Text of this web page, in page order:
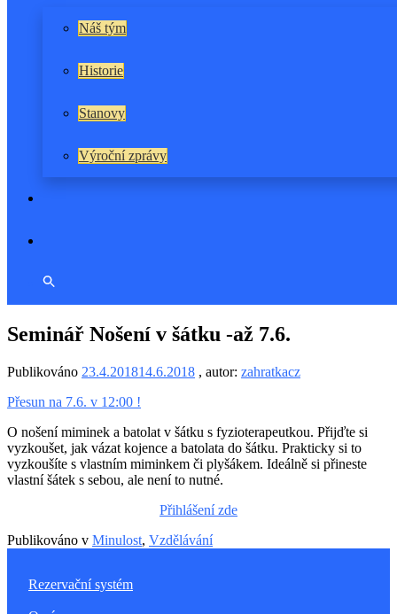
Náš tým
Historie
Stanovy
Výroční zprávy
Seminář Nošení v šátku -až 7.6.
Publikováno 23.4.201814.6.2018 , autor: zahratkacz
Přesun na 7.6. v 12:00 !
O nošení miminek a batolat v šátku s fyzioterapeutkou. Přijďte si
vyzkoušet, jak vázat kojence a batolata do šátku. Prakticky si to
vyzkoušíte s vlastním miminkem či plyšákem. Ideálně si přineste
vlastní šátek s sebou, ale není to nutné.
Přihlášení zde
Publikováno v Minulost, Vzdělávání
Rezervační systém